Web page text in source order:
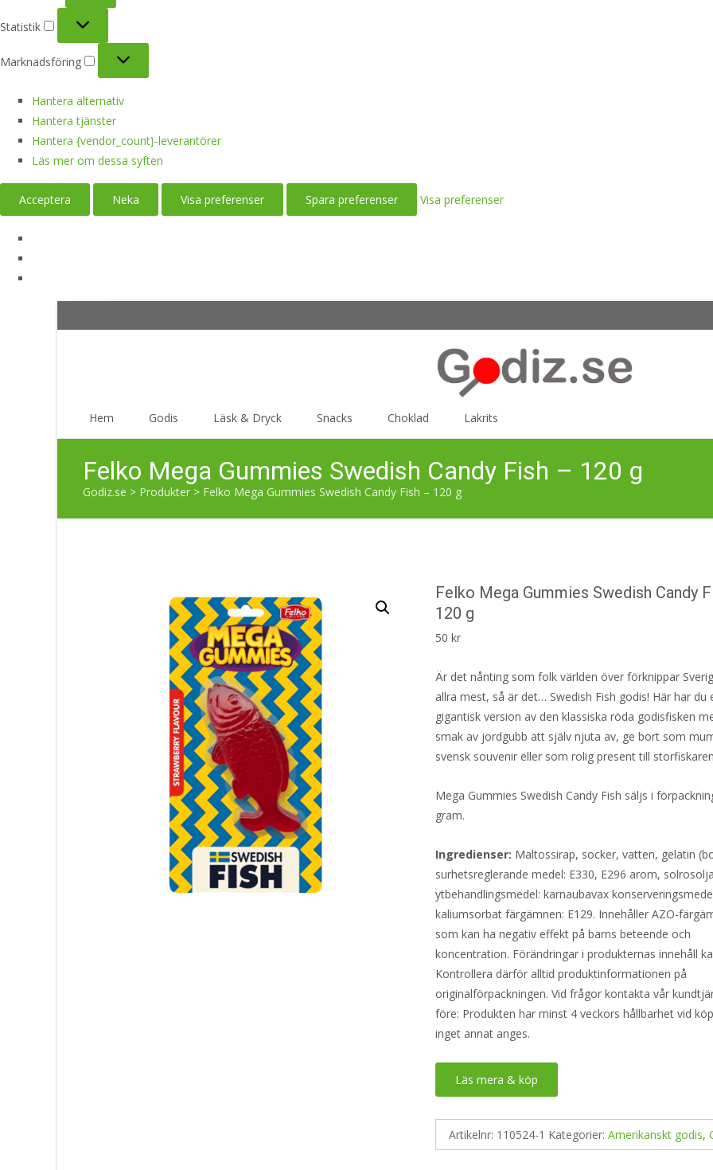
Statistik
Statistik
Marknadsföring
Marknadsföring
Hantera alternativ
Hantera tjänster
Hantera {vendor_count}-leverantörer
Läs mer om dessa syften
Acceptera Neka Visa preferenser Spara preferenser Visa preferenser
Hem Godis Läsk & Dryck Snacks Choklad Lakrits
Felko Mega Gummies Swedish Candy Fish – 120 g
Godiz.se > Produkter > Felko Mega Gummies Swedish Candy Fish – 120 g
Felko Mega Gummies Swedish Candy
120 g
50kr
Är det nånting som folk världen över förknippar
allra mest, så är det… Swedish Fish godis! Här har du
gigantisk version av den klassiska röda godisfisken
smak av jordgubb att själv njuta av, ge bort som
svensk souvenir eller som rolig present till
Mega Gummies Swedish Candy Fish säljs i
gram.
Ingredienser: Maltossirap, socker, vatten, gelatin
surhetsreglerande medel: E330, E296 arom,
ytbehandlingsmedel: karnaubavax
kaliumsorbat färgämnen: E129. Innehåller AZO-
som kan ha negativ effekt på barns beteende och
koncentration. Förändringar i produkternas innehåll
Kontrollera därför alltid produktinformationen på
originalförpackningen. Vid frågor kontakta vår
före: Produkten har minst 4 veckors hållbarhet vid
inget annat anges.
Läs mera & köp
Artikelnr: 110524-1 Kategorier:Amerikanskt godis,